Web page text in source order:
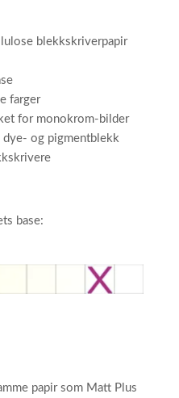
blekkskriverpapir
farger
for monokrom-bilder
dye- og pigmentblekk
base:
papir som Matt Plus